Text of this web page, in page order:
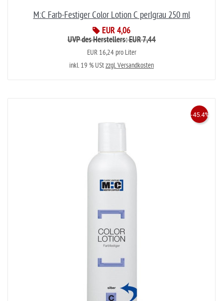
M:C Farb-Festiger Color Lotion C perlgrau 250 ml
EUR 4,06
UVP des Herstellers: EUR 7,44
EUR 16,24 pro Liter
inkl. 19 % UStzzgl. Versandkosten
-45.4%